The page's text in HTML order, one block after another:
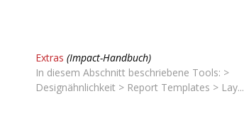
Extras (Impact-Handbuch)
In diesem Abschnitt beschriebene Tools: >
Designähnlichkeit > Report Templates > Lay...